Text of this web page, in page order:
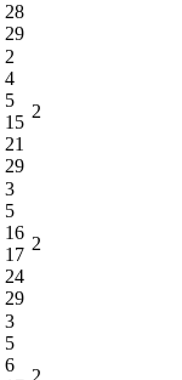
28
29
2
4
5
15
21
29
2
3
5
16
17
24
29
2
3
5
6
2